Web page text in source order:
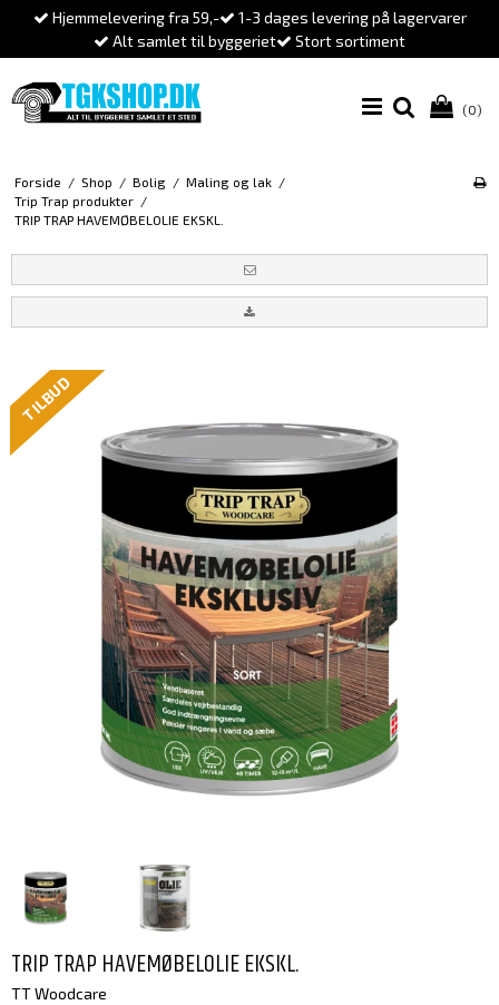
Hjemmelevering fra 59,-
1-3 dages levering på lagervarer
Alt samlet til byggeriet
Stort sortiment
(0)
Forside / Shop / Bolig / Maling og lak /
Trip Trap produkter /
TRIP TRAP HAVEMØBELOLIE EKSKL.
TILBUD
TRIP TRAP HAVEMØBELOLIE EKSKL.
TT Woodcare